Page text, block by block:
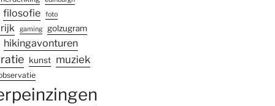
filosofie foto
gaming golzugram
hikingavonturen
kunst muziek